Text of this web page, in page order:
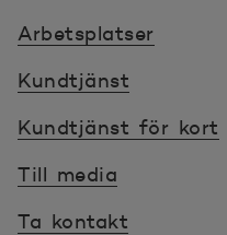
Arbetsplatser
Kundtjänst
Kundtjänst för kort
Till media
Ta kontakt